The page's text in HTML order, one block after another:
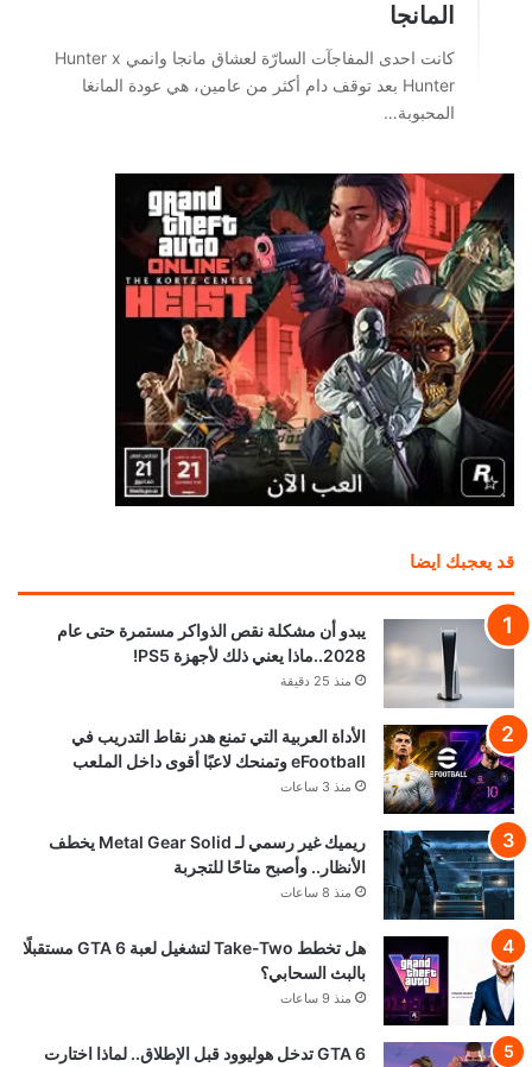
المانجا
كانت احدى المفاجآت السارّة لعشاق مانجا وانمي Hunter x
Hunter بعد توقف دام أكثر من عامين، هي عودة المانغا
المحبوبة…
قد يعجبك ايضا
يبدو أن مشكلة نقص الذواكر مستمرة حتى عام
2028..ماذا يعني ذلك لأجهزة PS5!
منذ 25 دقيقة
الأداة العربية التي تمنع هدر نقاط التدريب في
eFootball وتمنحك لاعبًا أقوى داخل الملعب
منذ 3 ساعات
ريميك غير رسمي لـ Metal Gear Solid يخطف
الأنظار.. وأصبح متاحًا للتجربة
منذ 8 ساعات
هل تخطط Take-Two لتشغيل لعبة GTA 6 مستقبلًا
بالبث السحابي؟
منذ 9 ساعات
GTA 6 تدخل هوليوود قبل الإطلاق.. لماذا اختارت